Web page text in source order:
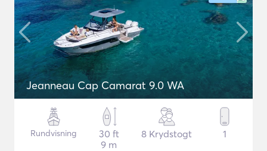
Jeanneau Cap Camarat 9.0 WA
Rundvisning
30 ft
9 m
8 Krydstogt 1